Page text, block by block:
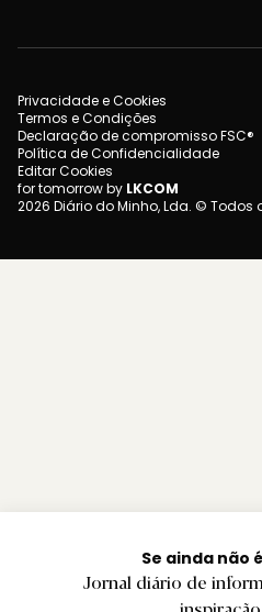
Se ainda não
Jornal diário de
Privacidade e Cookies
Termos e Condições
Declaração de compromisso FSC®
Política de Confidencialidade
Editar Cookies
for tomorrow by LKCOM
2026 Diário do Minho, Lda. © Todos